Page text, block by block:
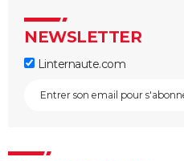
NEWSLETTER
Linternaute.com